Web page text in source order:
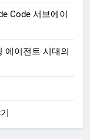
Code 서브에이
에이전트 시대의